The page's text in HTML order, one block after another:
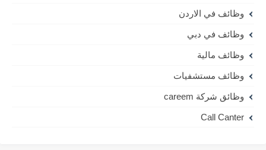
وظائف في الاردن
وظائف في دبي
وظائف مالية
وظائف مستشفيات
وظائق شركة careem
Call Canter